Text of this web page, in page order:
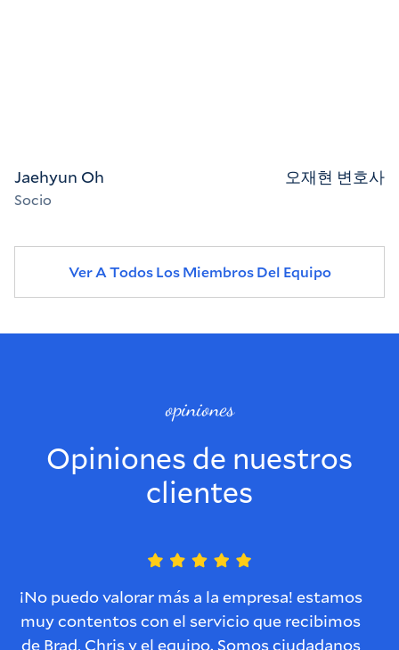
Jaehyun Oh 오재현 변호사
Socio
Ver A Todos Los Miembros Del Equipo
opiniones
Opiniones de nuestros
clientes
¡No puedo valorar más a la empresa! estamos
muy contentos con el servicio que recibimos
de Brad, Chris y el equipo. Somos ciudadanos